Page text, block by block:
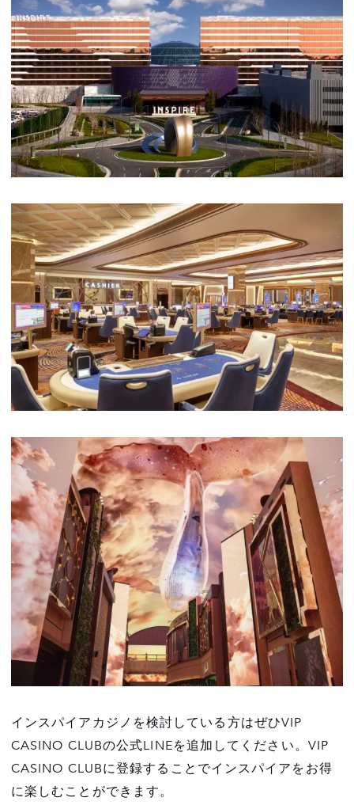
インスパイアカジノを検討している方はぜひVIP
CASINO CLUBの公式LINEを追加してください。VIP
CASINO CLUBに登録することでインスパイアをお得
に楽しむことができます。